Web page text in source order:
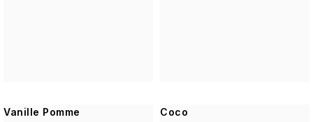
Vanille Pomme Coco